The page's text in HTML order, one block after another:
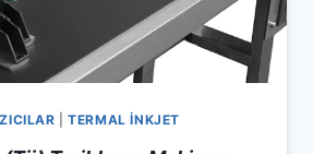
|TERMAL İNKJET